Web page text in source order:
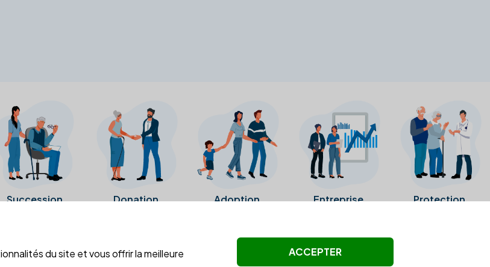
Succession Donation Adoption Entreprise Protection
Business de l'office notarial. Ils n'ont ni été collectés ni été vérifiés par Alexia.fr.
du site et vous offrir la meilleure
ACCEPTER